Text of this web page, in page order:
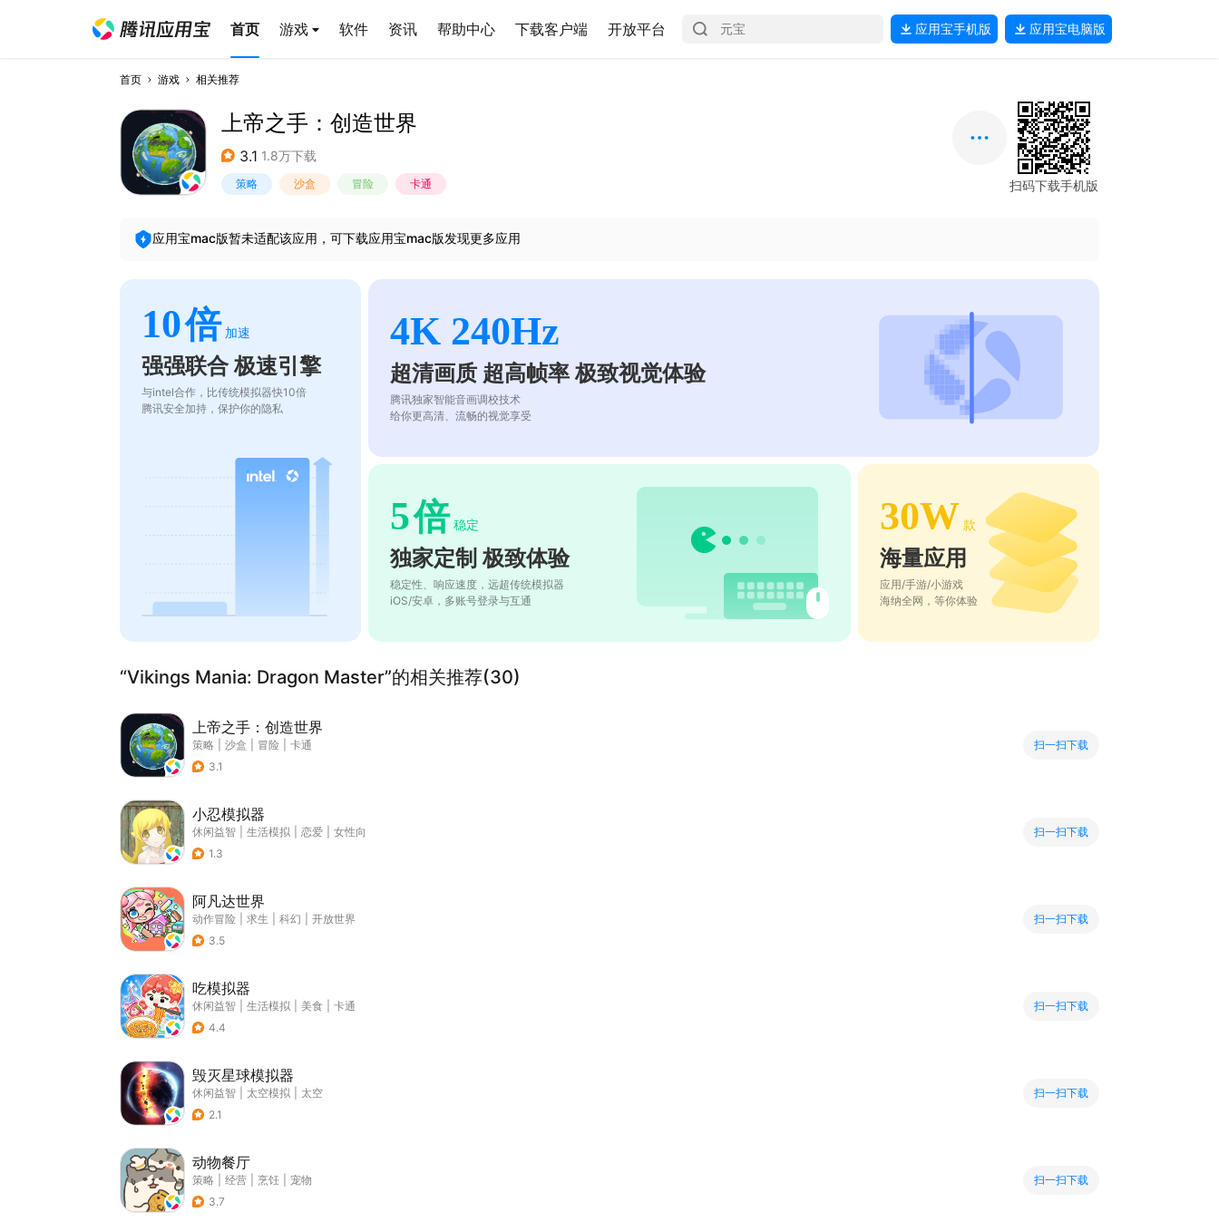
首页 游戏 软件 资讯 帮助中心 下载客户端 开放平台 应用宝手机版 应用宝电脑版
首页 游戏 相关推荐
上帝之手：创造世界
3.1 1.8万下载
策略 沙盒 冒险 卡通 扫码下载手机版
应用宝mac版暂未适配该应用，可下载应用宝mac版发现更多应用
10倍 加速
强强联合 极速引擎
与intel合作，比传统模拟器快10倍
腾讯安全加持，保护你的隐私
4K 240Hz
超清画质 超高帧率 极致视觉体验
腾讯独家智能音画调校技术
给你更高清、流畅的视觉享受
5倍 稳定
独家定制 极致体验
稳定性、响应速度，远超传统模拟器
iOS/安卓，多账号登录与互通
30W 款
海量应用
应用/手游/小游戏
海纳全网，等你体验
“Vikings Mania: Dragon Master”的相关推荐(30)
上帝之手：创造世界
策略 沙盒 冒险
卡通
3.1
扫一扫下载
小忍模拟器
休闲益智 生活模拟 恋爱
女性向
1.3
扫一扫下载
阿凡达世界
动作冒险 求生 科幻
开放世界
3.5
扫一扫下载
吃模拟器
休闲益智 生活模拟 美食
卡通
4.4
扫一扫下载
毁灭星球模拟器
休闲益智 太空模拟
太空
2.1
扫一扫下载
动物餐厅
策略 经营 烹饪
宠物
3.7
扫一扫下载